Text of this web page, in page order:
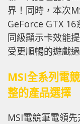
界！同時，本次
GeForce GTX 16
同級顯示卡效能
受更順暢的遊戲
MSI全系列電
整的產品選擇
MSI電競筆電領